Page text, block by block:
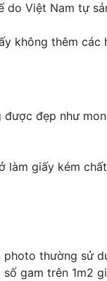
do Việt Nam tự
không thêm các
được đẹp như
làm giấy kém
photo thường sử
gam trên 1m2